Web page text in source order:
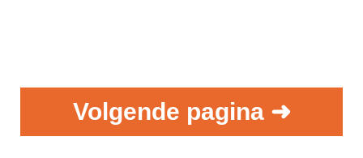
Volgende pagina ➜